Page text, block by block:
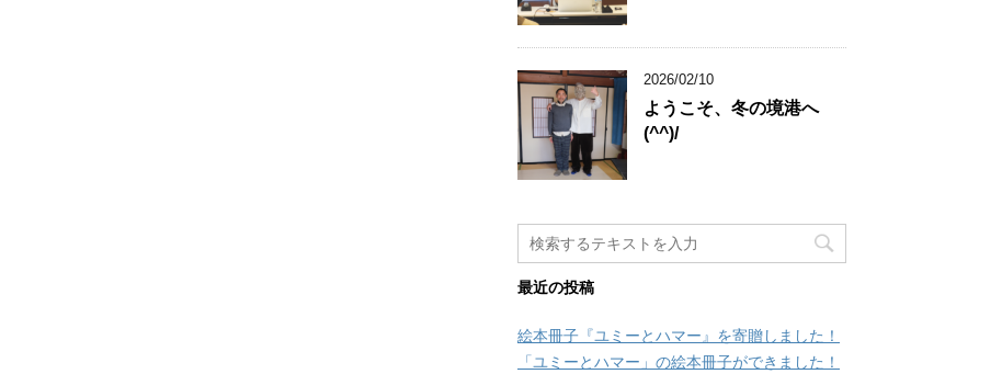
2026/02/10
ようこそ、冬の境港へ
(^^)/
最近の投稿
絵本冊子『ユミーとハマー』を寄贈しました！
「ユミーとハマー」の絵本冊子ができました！